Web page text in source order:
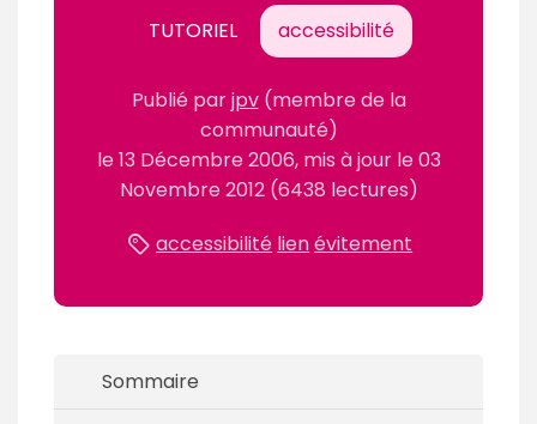
TUTORIEL accessibilité
Publié parjpv (membre de la
communauté)
le13 Décembre 2006, mis à jour le03
Novembre 2012(6438 lectures)
accessibilité lienévitement
Sommaire